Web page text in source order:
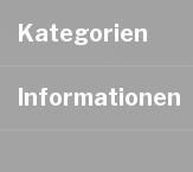
Kategorien
Informationen